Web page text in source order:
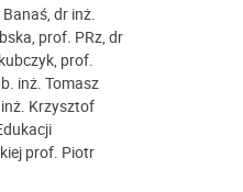
dr inż.
prof. PRz, dr
prof.
inż. Tomasz
inż. Krzysztof
prof. Piotr